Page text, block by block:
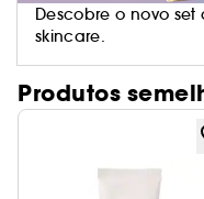
・Protege a pele
ajudando a reduzir
com a tecnologia
・Muito resistente
Descobre o novo
skincare.
Produtos